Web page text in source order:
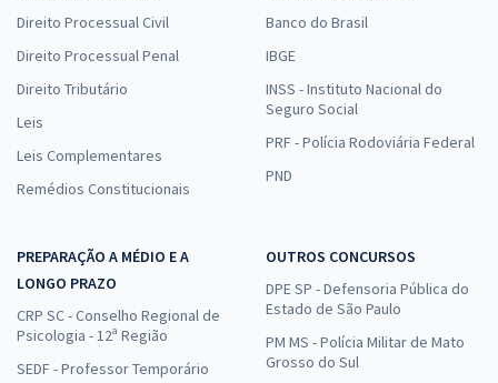
Direito Processual Civil
Direito Processual Penal
Direito Tributário
Leis
Leis Complementares
Remédios Constitucionais
Banco do Brasil
IBGE
INSS - Instituto Nacional do
Seguro Social
PRF - Polícia Rodoviária Federal
PND
PREPARAÇÃO A MÉDIO E A
LONGO PRAZO
CRP SC - Conselho Regional de
Psicologia - 12ª Região
SEDF - Professor Temporário
OUTROS CONCURSOS
DPE SP - Defensoria Pública do
Estado de São Paulo
PM MS - Polícia Militar de Mato
Grosso do Sul